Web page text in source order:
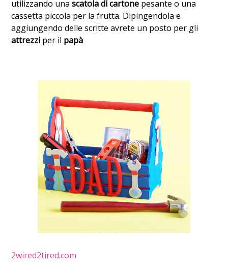
utilizzando unascatola di cartone pesante o una
cassetta piccola per la frutta. Dipingendola e
aggiungendo delle scritte avrete un posto per gli
attrezzi per il papà
2wired2tired.com